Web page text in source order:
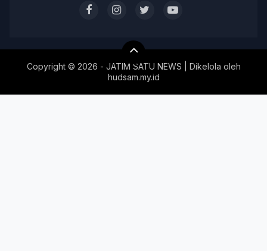
Copyright © 2026 - JATIM SATU NEWS | Dikelola oleh
hudsam.my.id